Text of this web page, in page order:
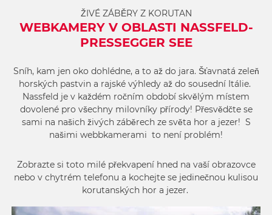
ŽIVÉ ZÁBĚRY Z KORUTAN
WEBKAMERY V OBLASTI NASSFELD-
PRESSEGGER SEE
Sníh, kam jen oko dohlédne, a to až do jara. Šťavnatá zeleň
horských pastvin a rajské výhledy až do sousední Itálie.
Nassfeld je v každém ročním období skvělým místem
dovolené pro všechny milovníky přírody! Přesvědčte se
sami na našich živých záběrech ze světa hor a jezer! S
našimi webbkamerami to není problém!
Zobrazte si toto milé překvapení hned na vaší obrazovce
nebo v chytrém telefonu a kochejte se jedinečnou kulisou
korutanských hor a jezer.